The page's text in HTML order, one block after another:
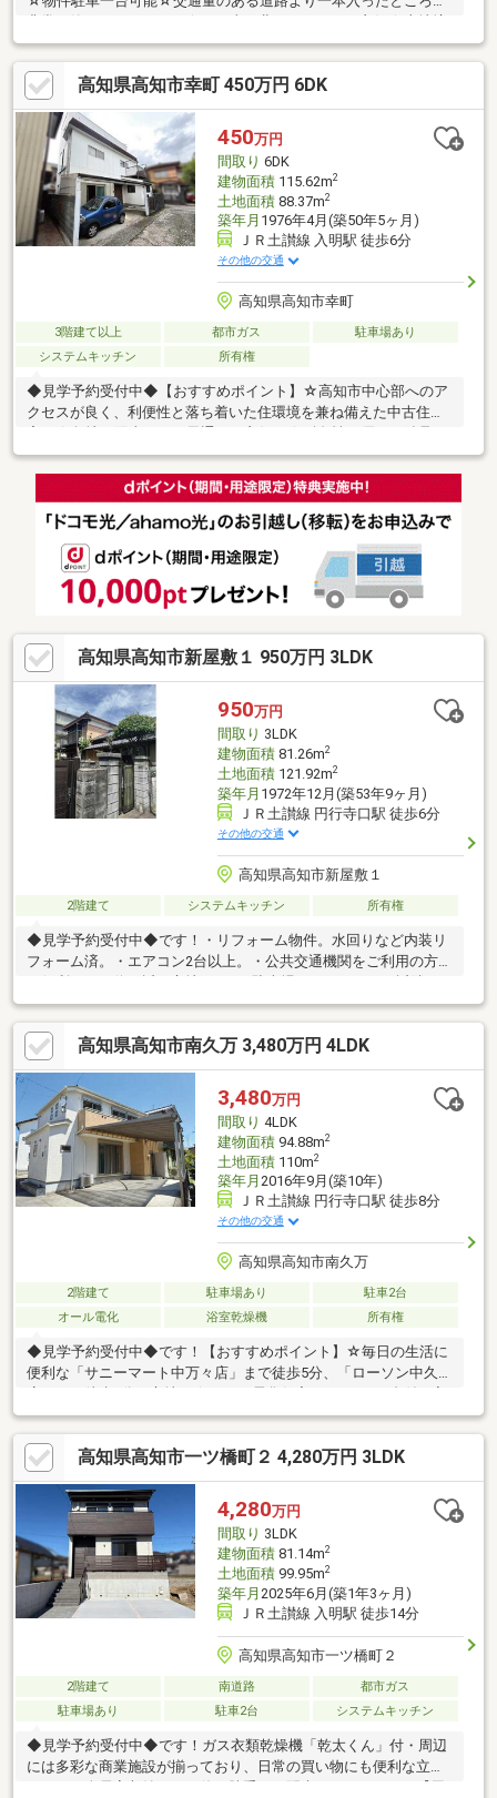
非常に静かなところです☆西へ東へ北へのアクセス良好☆土地境
界確定測量売主負担。現状室内雨漏りあり（外観全塗装・防水工
事修繕見積りあり）・現売主近隣月極駐車場一台賃貸中・キッチ
ン回りリフォーム済み・私道負担有。（担当：髙村090-4331-
0011）
高知県高知市幸町 450万円 6DK
450万円
間取り 6DK
建物面積115.62m2
土地面積88.37m2
築年月 1976年4月(築50年5ヶ月)
ＪＲ土讃線 入明駅 徒歩6分
その他の交通
高知県高知市幸町
3階建て以上 都市ガス
駐車場あり
システムキッチン
所有権
◆見学予約受付中◆【おすすめポイント】☆高知市中心部へのア
クセスが良く、利便性と落ち着いた住環境を兼ね備えた中古住
造・3階建てのコンパクトな住まいです。☆徒歩10分圏内にスー
パー、ドラッグストア、ホームセンターなどが揃っており、食料
品や日用品のお買い物は もちろん、急なお買い物にも便利な住
環境です。☆キッチンまわりは、リフォーム済です。☆小学校、
イントです。※私道負担有。【周辺環境】・一ツ橋小学校500ｍ
（徒歩約7分）・愛宕中学校500ｍ（徒歩約7分）
高知県高知市新屋敷１ 950万円 3LDK
950万円
間取り 3LDK
建物面積81.26m2
土地面積121.92m2
築年月 1972年12月(築53年9ヶ月)
ＪＲ土讃線 円行寺口駅 徒歩6分
その他の交通
高知県高知市新屋敷１
2階建て システムキッチン 所有権
◆見学予約受付中◆です！・リフォーム物件。水回りなど内装リ
フォーム済。・エアコン2台以上。・公共交通機関をご利用の方に
も便利なバス停至近の立地です。※駐車場はありませんが近隣に
駐車場の空きがあります。※築年は昭和４７年以前（不明）【周
辺環境】・小高坂小学校230ｍ（徒歩約3分）・城北中学校600ｍ
（徒歩約9分）高知県高知市南久万 3,480万円 4LDK
3,480万円
間取り 4LDK
建物面積94.88m2
土地面積110m2
築年月 2016年9月(築10年)
ＪＲ土讃線 円行寺口駅 徒歩8分
その他の交通
高知県高知市南久万
2階建て 駐車場あり
駐車2台
オール電化
浴室乾燥機 所有権
◆見学予約受付中◆です！【おすすめポイント】☆毎日の生活に
便利な「サニーマート中万々店」まで徒歩5分、「ローソン中久万
居後の初期費用を抑えやすいのもうれしいポイント。☆キッチン
横には納戸スペースがあり、食品や日用品のストックを置ける”パ
ントリー”としても使いやすい設計。☆LDKの横には和室コーナー
を備えており、お子さまの遊び場やくつろぎスペースなどにも使
いやすいお部屋です。☆駐車スペース3台分を確保。カーポート
付き。【周辺環境】・初月小学校750ｍ（徒歩約10分）・城北中
学校800ｍ（徒歩約11分）
高知県高知市一ツ橋町２ 4,280万円 3LDK
4,280万円
間取り 3LDK
建物面積81.14m2
土地面積99.95m2
築年月 2025年6月(築1年3ヶ月)
ＪＲ土讃線 入明駅 徒歩14分
高知県高知市一ツ橋町２
2階建て 南道路
都市ガス
駐車場あり
駐車2台 システムキッチン
◆見学予約受付中◆です！ガス衣類乾燥機「乾太くん」付・周辺
には多彩な商業施設が揃っており、日常の買い物にも便利な立地
です。・全居室収納あり！使い勝手にも配慮されています。【周